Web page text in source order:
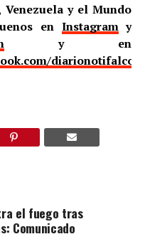
Venezuela y el Mundo
en Instagramy
y en
el fuego tras
Comunicado